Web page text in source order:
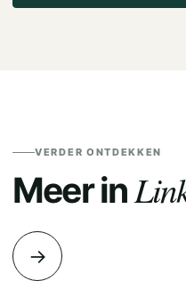
VERDER ONTDEKKEN
Meer in
→